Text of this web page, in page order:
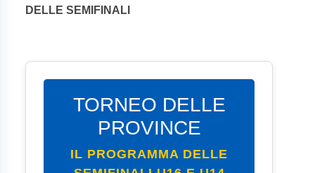
DELLE SEMIFINALI
TORNEO DELLE
PROVINCE
IL PROGRAMMA DELLE